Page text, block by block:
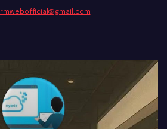
rmwebofficial@gmail.com